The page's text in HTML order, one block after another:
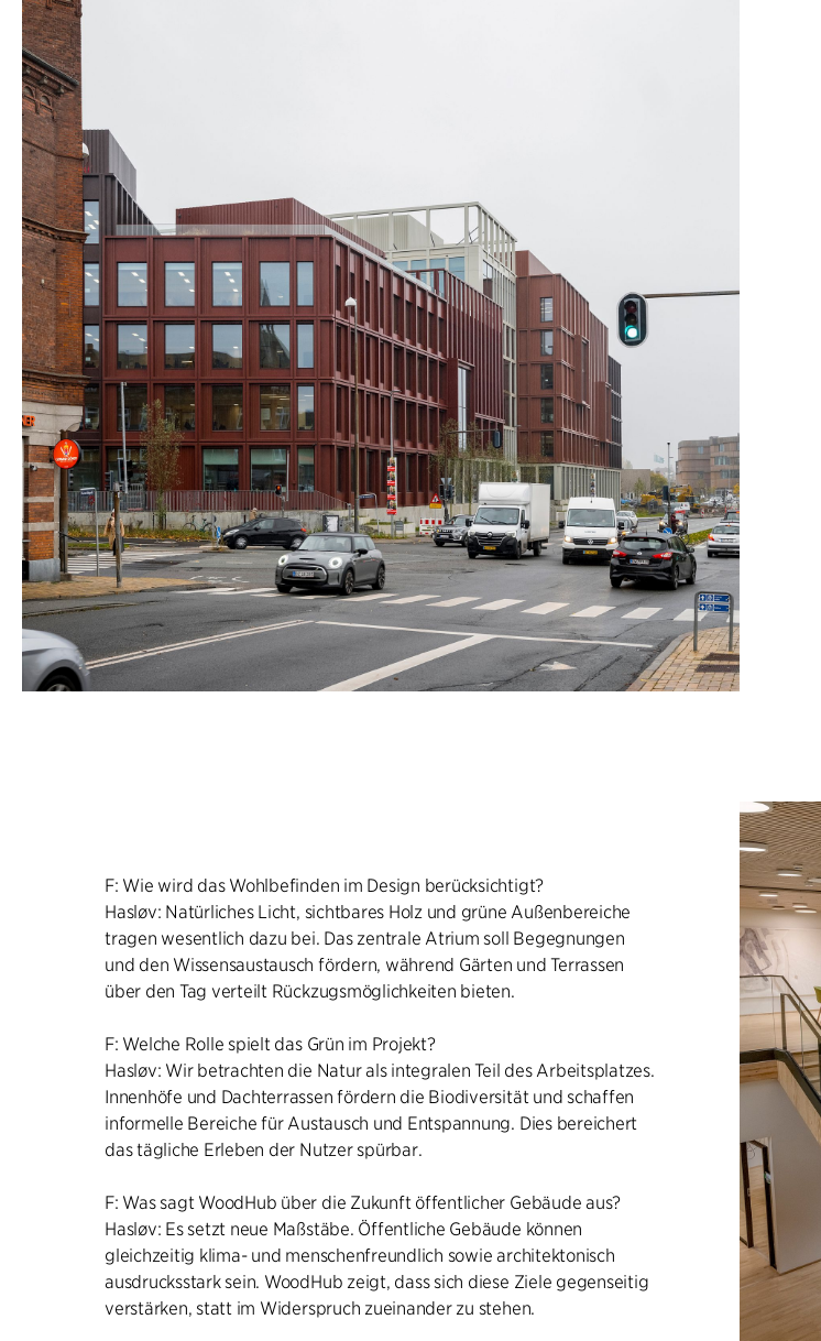
F: Wie wird das Wohlbefinden im Design berücksichtigt?
Hasløv: Natürliches Licht, sichtbares Holz und grüne Außenbereiche
tragen wesentlich dazu bei. Das zentrale Atrium soll Begegnungen
und den Wissensaustausch fördern, während Gärten und Terrassen
über den Tag verteilt Rückzugsmöglichkeiten bieten.
F: Welche Rolle spielt das Grün im Projekt?
Hasløv: Wir betrachten die Natur als integralen Teil des Arbeitsplatzes.
Innenhöfe und Dachterrassen fördern die Biodiversität und schaffen
informelle Bereiche für Austausch und Entspannung. Dies bereichert
das tägliche Erleben der Nutzer spürbar.
F: Was sagt WoodHub über die Zukunft öffentlicher Gebäude aus?
Hasløv: Es setzt neue Maßstäbe. Öffentliche Gebäude können
gleichzeitig klima- und menschenfreundlich sowie architektonisch
ausdrucksstark sein. WoodHub zeigt, dass sich diese Ziele gegenseitig
verstärken, statt im Widerspruch zueinander zu stehen.